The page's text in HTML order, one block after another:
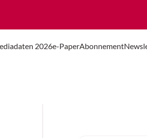
2026e-PaperAbonnement